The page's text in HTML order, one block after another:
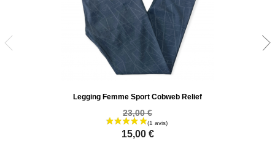
Legging Femme Sport Cobweb Relief
23,00 €
15,00 €